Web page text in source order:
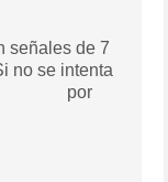
de 7
no se intenta
por